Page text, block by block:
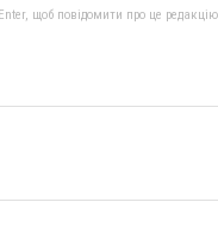
щоб повідомити про це редакцію